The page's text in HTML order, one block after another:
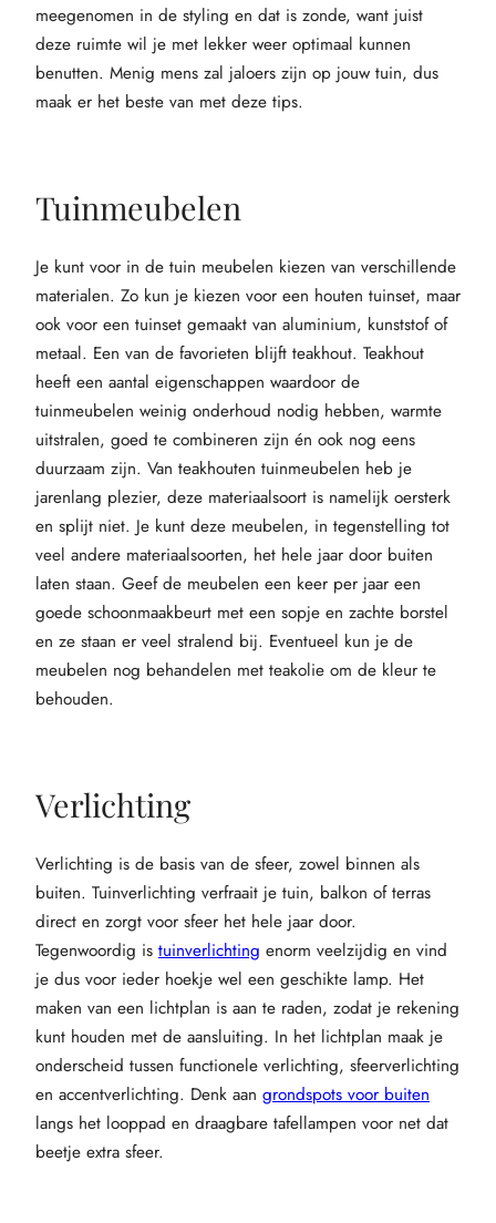
meegenomen in de styling en dat is zonde, want juist
deze ruimte wil je met lekker weer optimaal kunnen
benutten. Menig mens zal jaloers zijn op jouw tuin, dus
maak er het beste van met deze tips.
Tuinmeubelen
Je kunt voor in de tuin meubelen kiezen van verschillende
materialen. Zo kun je kiezen voor een houten tuinset, maar
ook voor een tuinset gemaakt van aluminium, kunststof of
metaal. Een van de favorieten blijft teakhout. Teakhout
heeft een aantal eigenschappen waardoor de
tuinmeubelen weinig onderhoud nodig hebben, warmte
uitstralen, goed te combineren zijn én ook nog eens
duurzaam zijn. Van teakhouten tuinmeubelen heb je
jarenlang plezier, deze materiaalsoort is namelijk oersterk
en splijt niet. Je kunt deze meubelen, in tegenstelling tot
veel andere materiaalsoorten, het hele jaar door buiten
laten staan. Geef de meubelen een keer per jaar een
goede schoonmaakbeurt met een sopje en zachte borstel
en ze staan er veel stralend bij. Eventueel kun je de
meubelen nog behandelen met teakolie om de kleur te
behouden.
Verlichting
Verlichting is de basis van de sfeer, zowel binnen als
buiten. Tuinverlichting verfraait je tuin, balkon of terras
direct en zorgt voor sfeer het hele jaar door.
Tegenwoordig is tuinverlichting enorm veelzijdig en vind
je dus voor ieder hoekje wel een geschikte lamp. Het
maken van een lichtplan is aan te raden, zodat je rekening
kunt houden met de aansluiting. In het lichtplan maak je
onderscheid tussen functionele verlichting, sfeerverlichting
en accentverlichting. Denk aan grondspots voor buiten
langs het looppad en draagbare tafellampen voor net dat
beetje extra sfeer.